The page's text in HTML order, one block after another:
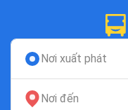
Nơi xuất phát
Nơi đến